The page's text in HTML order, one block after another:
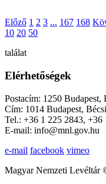
Előző 1 2 3 ... 167 168
10 20 50
találat
Elérhetőségek
Postacím: 1250 Budapest,
Cím: 1014 Budapest,
Tel.: +36 1 225 2843, +36
E-mail: info@mnl.gov.hu
e-mail facebook vimeo
Magyar Nemzeti Levéltár